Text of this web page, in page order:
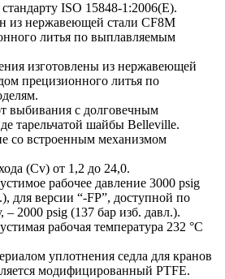
ISO 15848-1:2006(E).
из нержавеющей стали CF8M
литья по выплавляемым
изготовлены из нержавеющей
прецизионного литья по
выбивания с долговечным
тарельчатой шайбы Belleville.
со встроенным механизмом
(Cv) от 1,2 до 24,0.
рабочее давление 3000 psig
для версии “-FP”, доступной по
– 2000 psig (137 бар изб. давл.).
рабочая температура 232 °C
уплотнения седла для кранов
модифицированный PTFE.